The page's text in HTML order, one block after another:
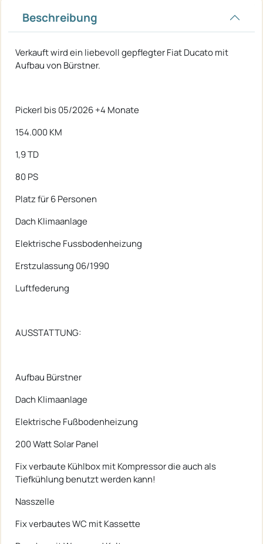
Beschreibung
Verkauft wird ein liebevoll gepflegter Fiat Ducato mit
Aufbau von Bürstner.
Pickerl bis 05/2026 +4 Monate
154.000 KM
1,9 TD
80 PS
Platz für 6 Personen
Dach Klimaanlage
Elektrische Fussbodenheizung
Erstzulassung 06/1990
Luftfederung
AUSSTATTUNG:
Aufbau Bürstner
Dach Klimaanlage
Elektrische Fußbodenheizung
200 Watt Solar Panel
Fix verbaute Kühlbox mit Kompressor die auch als
Tiefkühlung benutzt werden kann!
Nasszelle
Fix verbautes WC mit Kassette